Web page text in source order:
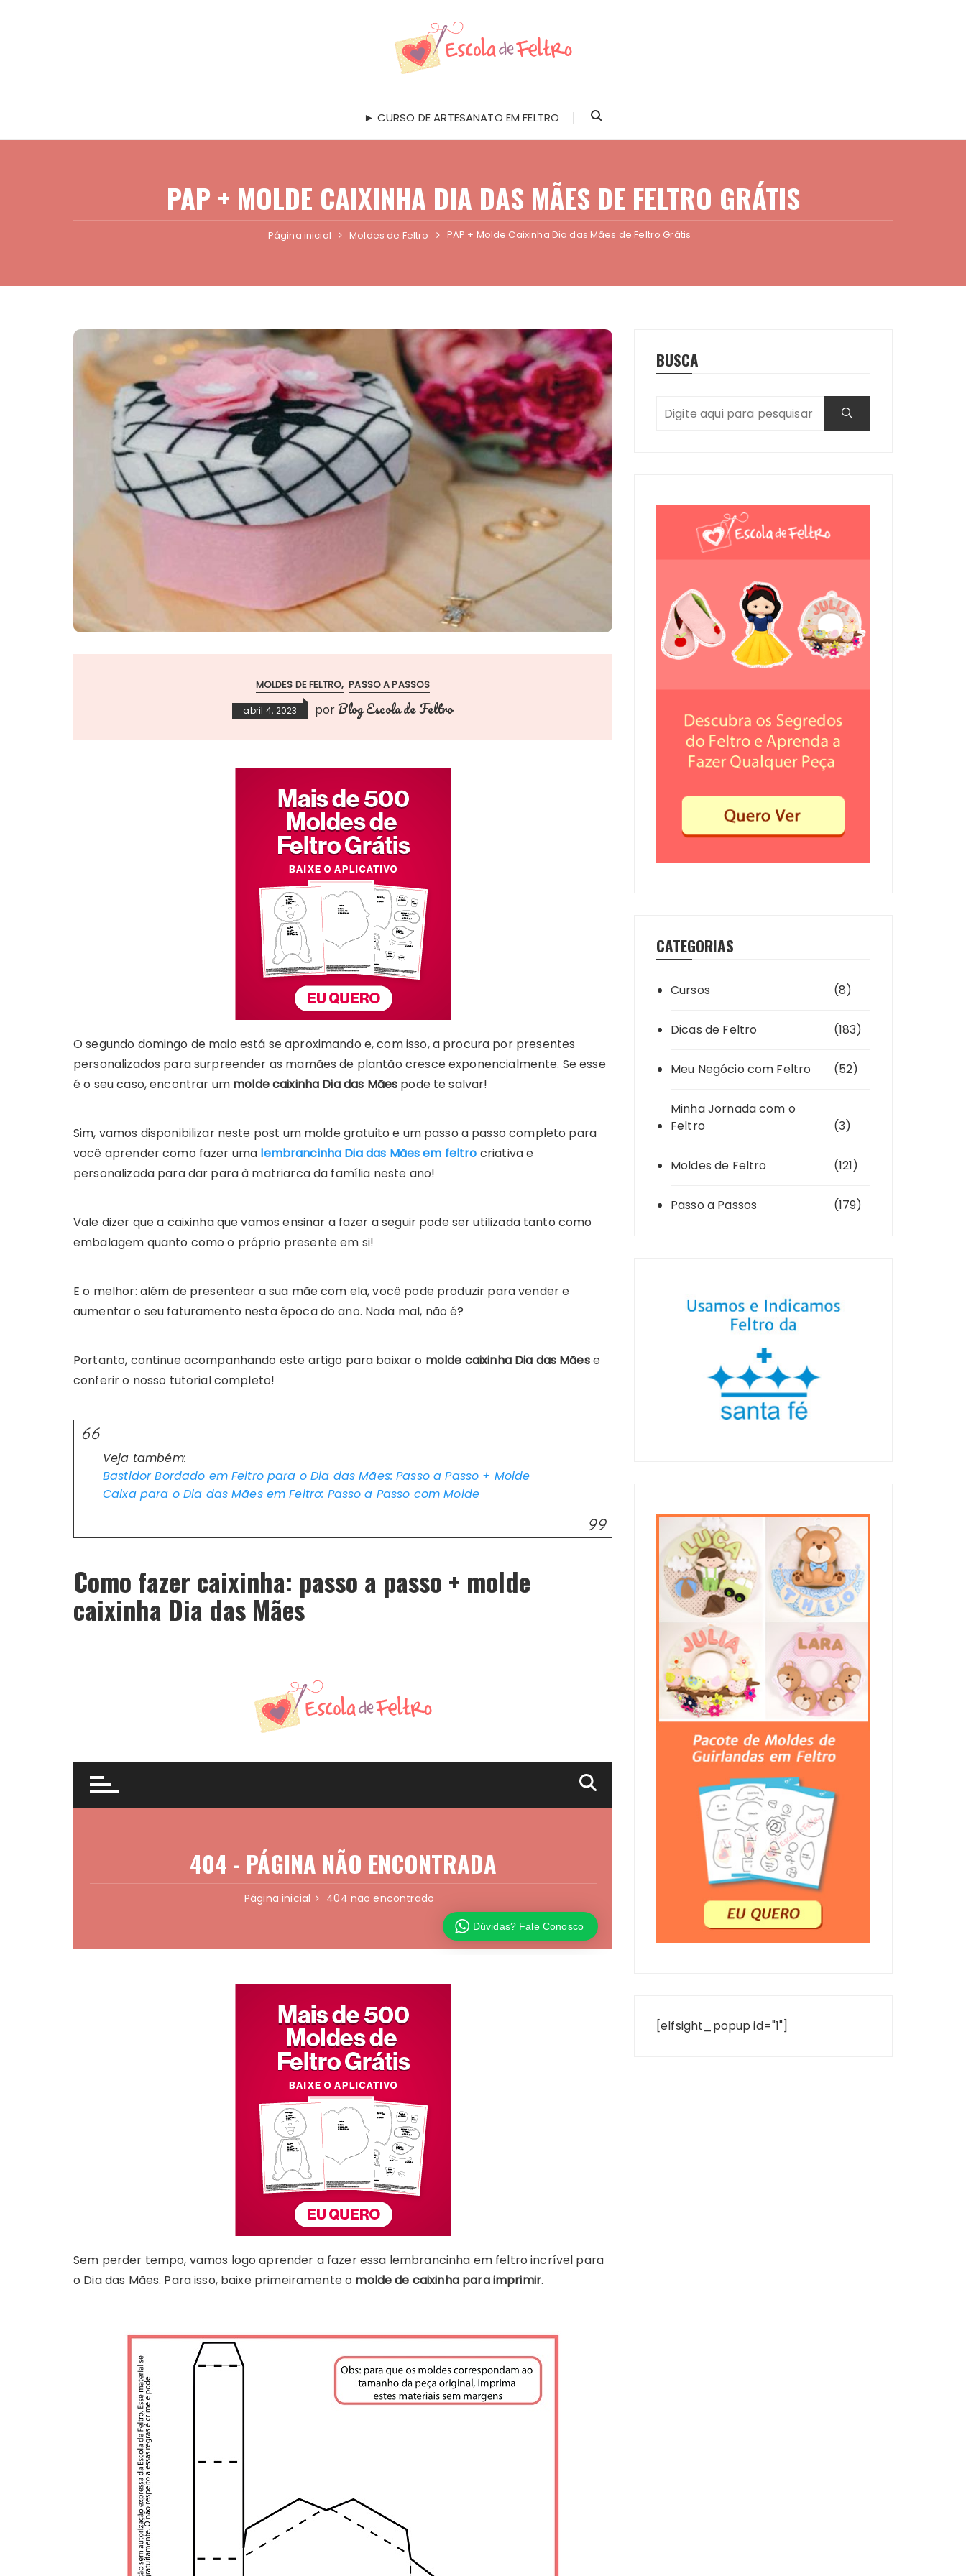
► CURSO DE ARTESANATO EM FELTRO
PAP + MOLDE CAIXINHA DIA DAS MÃES DE FELTRO GRÁTIS
Página inicial Moldes de Feltro PAP + Molde Caixinha Dia das Mães de Feltro Grátis
MOLDES DE FELTRO PASSO A PASSOS
abril 4, 2023 por Blog Escola de Feltro
O segundo domingo de maio está se aproximando e, com isso, a procura por presentes
personalizados para surpreender as mamães de plantão cresce exponencialmente. Se esse
é o seu caso, encontrar um molde caixinha Dia das Mães pode te salvar!
Sim, vamos disponibilizar neste post um molde gratuito e um passo a passo completo para
você aprender como fazer uma lembrancinha Dia das Mães em feltro criativa e
personalizada para dar para à matriarca da família neste ano!
Vale dizer que a caixinha que vamos ensinar a fazer a seguir pode ser utilizada tanto como
embalagem quanto como o próprio presente em si!
E o melhor: além de presentear a sua mãe com ela, você pode produzir para vender e
aumentar o seu faturamento nesta época do ano. Nada mal, não é?
Portanto, continue acompanhando este artigo para baixar o molde caixinha Dia das Mãese
conferir o nosso tutorial completo!
Veja também:
Bastidor Bordado em Feltro para o Dia das Mães: Passo a Passo + Molde
Caixa para o Dia das Mães em Feltro: Passo a Passo com Molde
Como fazer caixinha: passo a passo + molde
caixinha Dia das Mães
Sem perder tempo, vamos logo aprender a fazer essa lembrancinha em feltro incrível para
o Dia das Mães. Para isso, baixe primeiramente o molde de caixinha para imprimir.
BUSCA
CATEGORIAS
Cursos (8)
Dicas de Feltro (183)
Meu Negócio com Feltro (52)
Minha Jornada com o
Feltro
(3)
Moldes de Feltro (121)
Passo a Passos (179)
[elfsight_popup id="1"]